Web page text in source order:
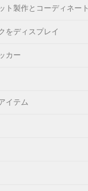
ト製作とコーディネート
をディスプレイ
カー
イテム